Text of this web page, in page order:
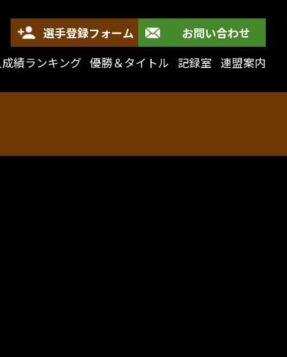
選手登録フォーム
お問い合わせ
績ランキング 優勝＆タイトル 記録室 連盟案内